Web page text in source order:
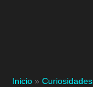
Inicio » Curiosidades